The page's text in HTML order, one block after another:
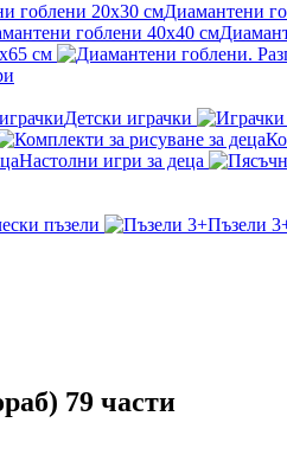
Диамантени
см
Детски играчки
Настолни игри за деца
пъзели
Пъзели
79 части